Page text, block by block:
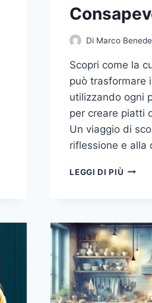
Di Marco
Scopri come la
può trasformare
utilizzando ogni
per creare piatti
Un viaggio di
riflessione e alla
LEGGI DI PIÙ
TRA
E